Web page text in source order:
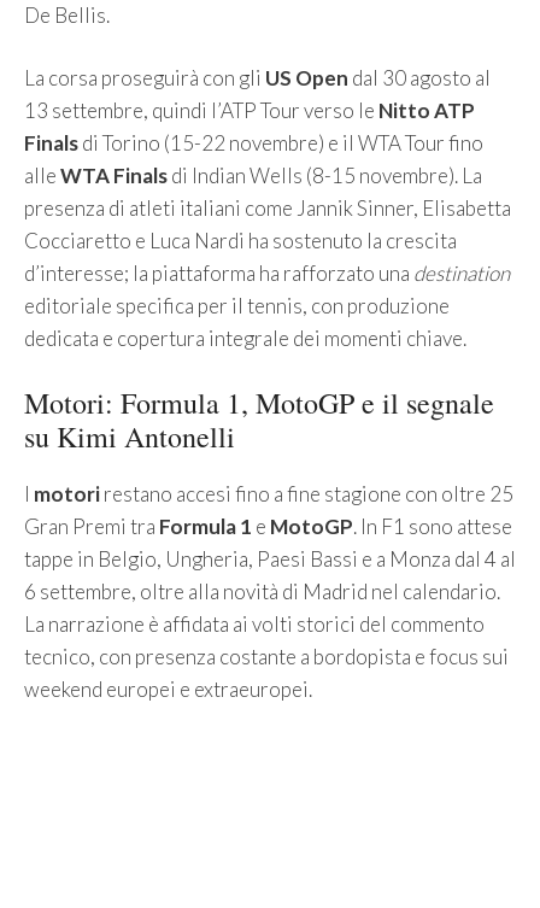
De Bellis.
La corsa proseguirà con gli US Open dal 30 agosto al
13 settembre, quindi l’ATP Tour verso le Nitto ATP
Finalsdi Torino (15-22 novembre) e il WTA Tour fino
alleWTA Finalsdi Indian Wells (8-15 novembre). La
presenza di atleti italiani come Jannik Sinner, Elisabetta
Cocciaretto e Luca Nardi ha sostenuto la crescita
d’interesse; la piattaforma ha rafforzato una destination
editoriale specifica per il tennis, con produzione
dedicata e copertura integrale dei momenti chiave.
Motori: Formula 1, MotoGP e il segnale
su Kimi Antonelli
I motorirestano accesi fino a fine stagione con oltre 25
Gran Premi tra Formula 1 e MotoGP. In F1 sono attese
tappe in Belgio, Ungheria, Paesi Bassi e a Monza dal 4 al
6 settembre, oltre alla novità di Madrid nel calendario.
La narrazione è affidata ai volti storici del commento
tecnico, con presenza costante a bordopista e focus sui
weekend europei e extraeuropei.